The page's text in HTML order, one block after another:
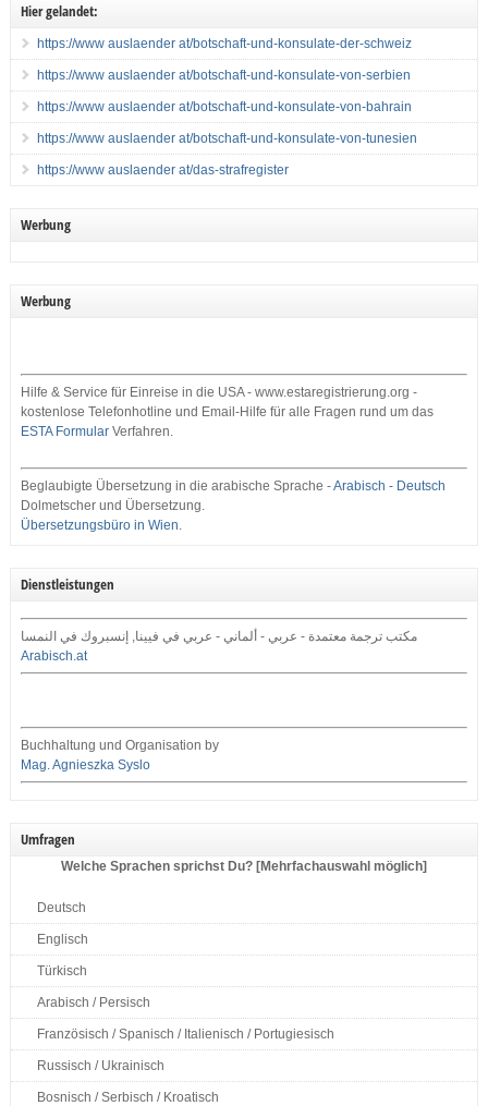
Hier gelandet:
https://www auslaender at/botschaft-und-konsulate-der-schweiz
https://www auslaender at/botschaft-und-konsulate-von-serbien
https://www auslaender at/botschaft-und-konsulate-von-bahrain
https://www auslaender at/botschaft-und-konsulate-von-tunesien
https://www auslaender at/das-strafregister
Werbung
Werbung
Hilfe & Service für Einreise in die USA - www.estaregistrierung.org -
kostenlose Telefonhotline und Email-Hilfe für alle Fragen rund um das
ESTA FormularVerfahren.
Beglaubigte Übersetzung in die arabische Sprache -Arabisch - Deutsch
Dolmetscher und Übersetzung.
Übersetzungsbüro in Wien.
Dienstleistungen
مكتب ترجمة معتمدة - عربي - ألماني - عربي في فيينا, إنسبروك في النمسا
Arabisch.at
Buchhaltung und Organisation by
Mag. Agnieszka Syslo
Umfragen
Welche Sprachen sprichst Du? [Mehrfachauswahl möglich]
Deutsch
Englisch
Türkisch
Arabisch / Persisch
Französisch / Spanisch / Italienisch / Portugiesisch
Russisch / Ukrainisch
Bosnisch / Serbisch / Kroatisch